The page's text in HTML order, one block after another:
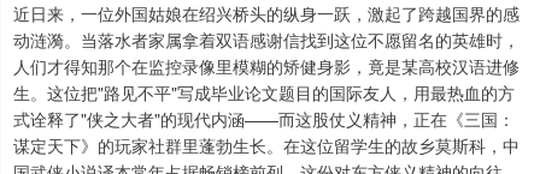
近日来，一位外国姑娘在绍兴桥头的纵身一跃，激起了跨越国界的感
动涟漪。当落水者家属拿着双语感谢信找到这位不愿留名的英雄时，
人们才得知那个在监控录像里模糊的矫健身影，竟是某高校汉语进修
生。这位把"路见不平"写成毕业论文题目的国际友人，用最热血的方
式诠释了"侠之大者"的现代内涵——而这股仗义精神，正在《三国：
谋定天下》的玩家社群里蓬勃生长。在这位留学生的故乡莫斯科，中